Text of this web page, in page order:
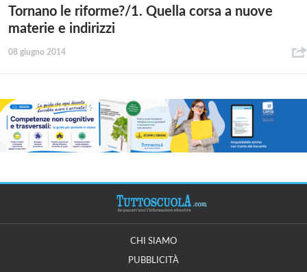
Tornano le riforme?/1. Quella corsa a nuove
materie e indirizzi
08 giugno 2014
CHI SIAMO
PUBBLICITÀ